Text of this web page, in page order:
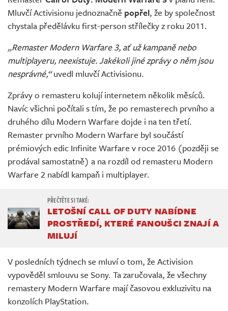
Živě
Mluvčí Activisionu jednoznačně popřel, že by společnost
chystala předělávku first-person střílečky z roku 2011.
„Remaster Modern Warfare 3, ať už kampaně nebo
multiplayeru, neexistuje. Jakékoli jiné zprávy o něm jsou
nesprávné,“uvedl mluvčí Activisionu.
Zprávy o remasteru kolují internetem několik měsíců.
Navíc všichni počítali s tím, že po remasterech prvního a
druhého dílu Modern Warfare dojde i na ten třetí.
Remaster prvního Modern Warfare byl součástí
prémiových edic Infinite Warfare v roce 2016 (později se
prodával samostatně) a na rozdíl od remasteru Modern
Warfare 2 nabídl kampaň i multiplayer.
LETOŠNÍ CALL OF DUTY NABÍDNE
PROSTŘEDÍ, KTERÉ FANOUŠCI ZNAJÍ A
MILUJÍ
V posledních týdnech se mluví o tom, že Activision
vypověděl smlouvu se Sony. Ta zaručovala, že všechny
remastery Modern Warfare mají časovou exkluzivitu na
konzolích PlayStation.